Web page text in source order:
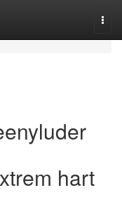
hart